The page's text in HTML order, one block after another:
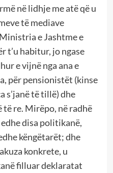
në lidhje me atë që u
të mediave
e Jashtme e
t’u habitur, jo ngase
e vijnë nga ana e
për pensionistët (kinse
s’janë të tillë) dhe
të re. Mirëpo, në radhë
edhe disa politikanë,
këngëtarët; dhe
konkrete, u
filluar deklaratat